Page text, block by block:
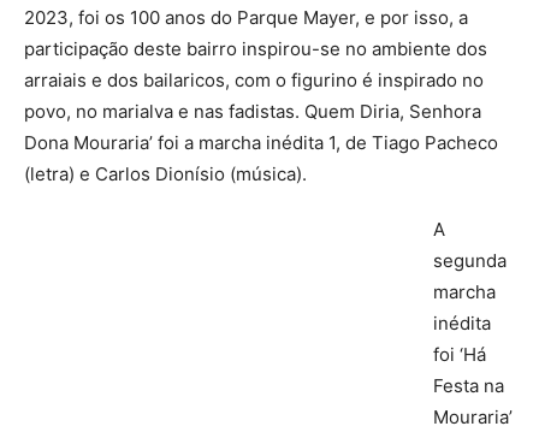
2023, foi os 100 anos do Parque Mayer, e por isso, a
participação deste bairro inspirou-se no ambiente dos
arraiais e dos bailaricos, com o figurino é inspirado no
povo, no marialva e nas fadistas. Quem Diria, Senhora
Dona Mouraria’ foi a marcha inédita 1, de Tiago Pacheco
(letra) e Carlos Dionísio (música).
A
segunda
marcha
inédita
foi ‘Há
Festa na
Mouraria’